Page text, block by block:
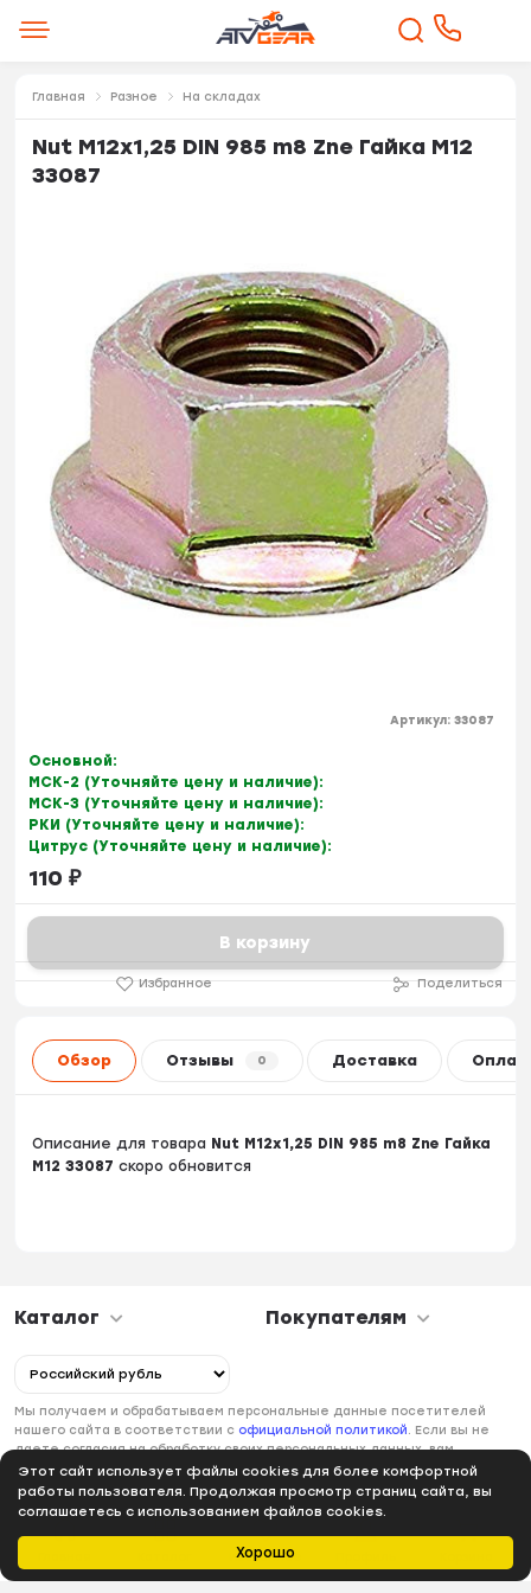
Хорошо
Этот сайт использует файлы cookies для более комфортной
работы пользователя. Продолжая просмотр страниц сайта, вы
соглашаетесь с использованием файлов cookies.
Избранное
Главная Разное На складах
Nut M12x1,25 DIN 985 m8 Zne Гайка M12
33087
Артикул:33087
Основной:
МСК-2 (Уточняйте цену и наличие):
МСК-3 (Уточняйте цену и наличие):
РКИ (Уточняйте цену и наличие):
Цитрус (Уточняйте цену и наличие):
110 ₽
В корзину
Избранное Поделиться
Обзор Отзывы 0 Доставка
Описание для товара Nut M12x1,25 DIN 985 m8 Zne Гайка
M12 33087 скоро обновится
Каталог Покупателям
Мы получаем и обрабатываем персональные данные посетителей
нашего сайта в соответствии с официальной политикой. Если вы не
даете согласия на обработку своих персональных данных, вам
необходимо покинуть наш сайт.